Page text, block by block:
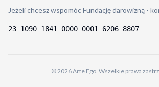
Jeżeli chcesz wspomóc Fundację darowizną -
23 1090 1841 0000 0001 6206 8807
©2026Arte Ego. Wszelkie prawa